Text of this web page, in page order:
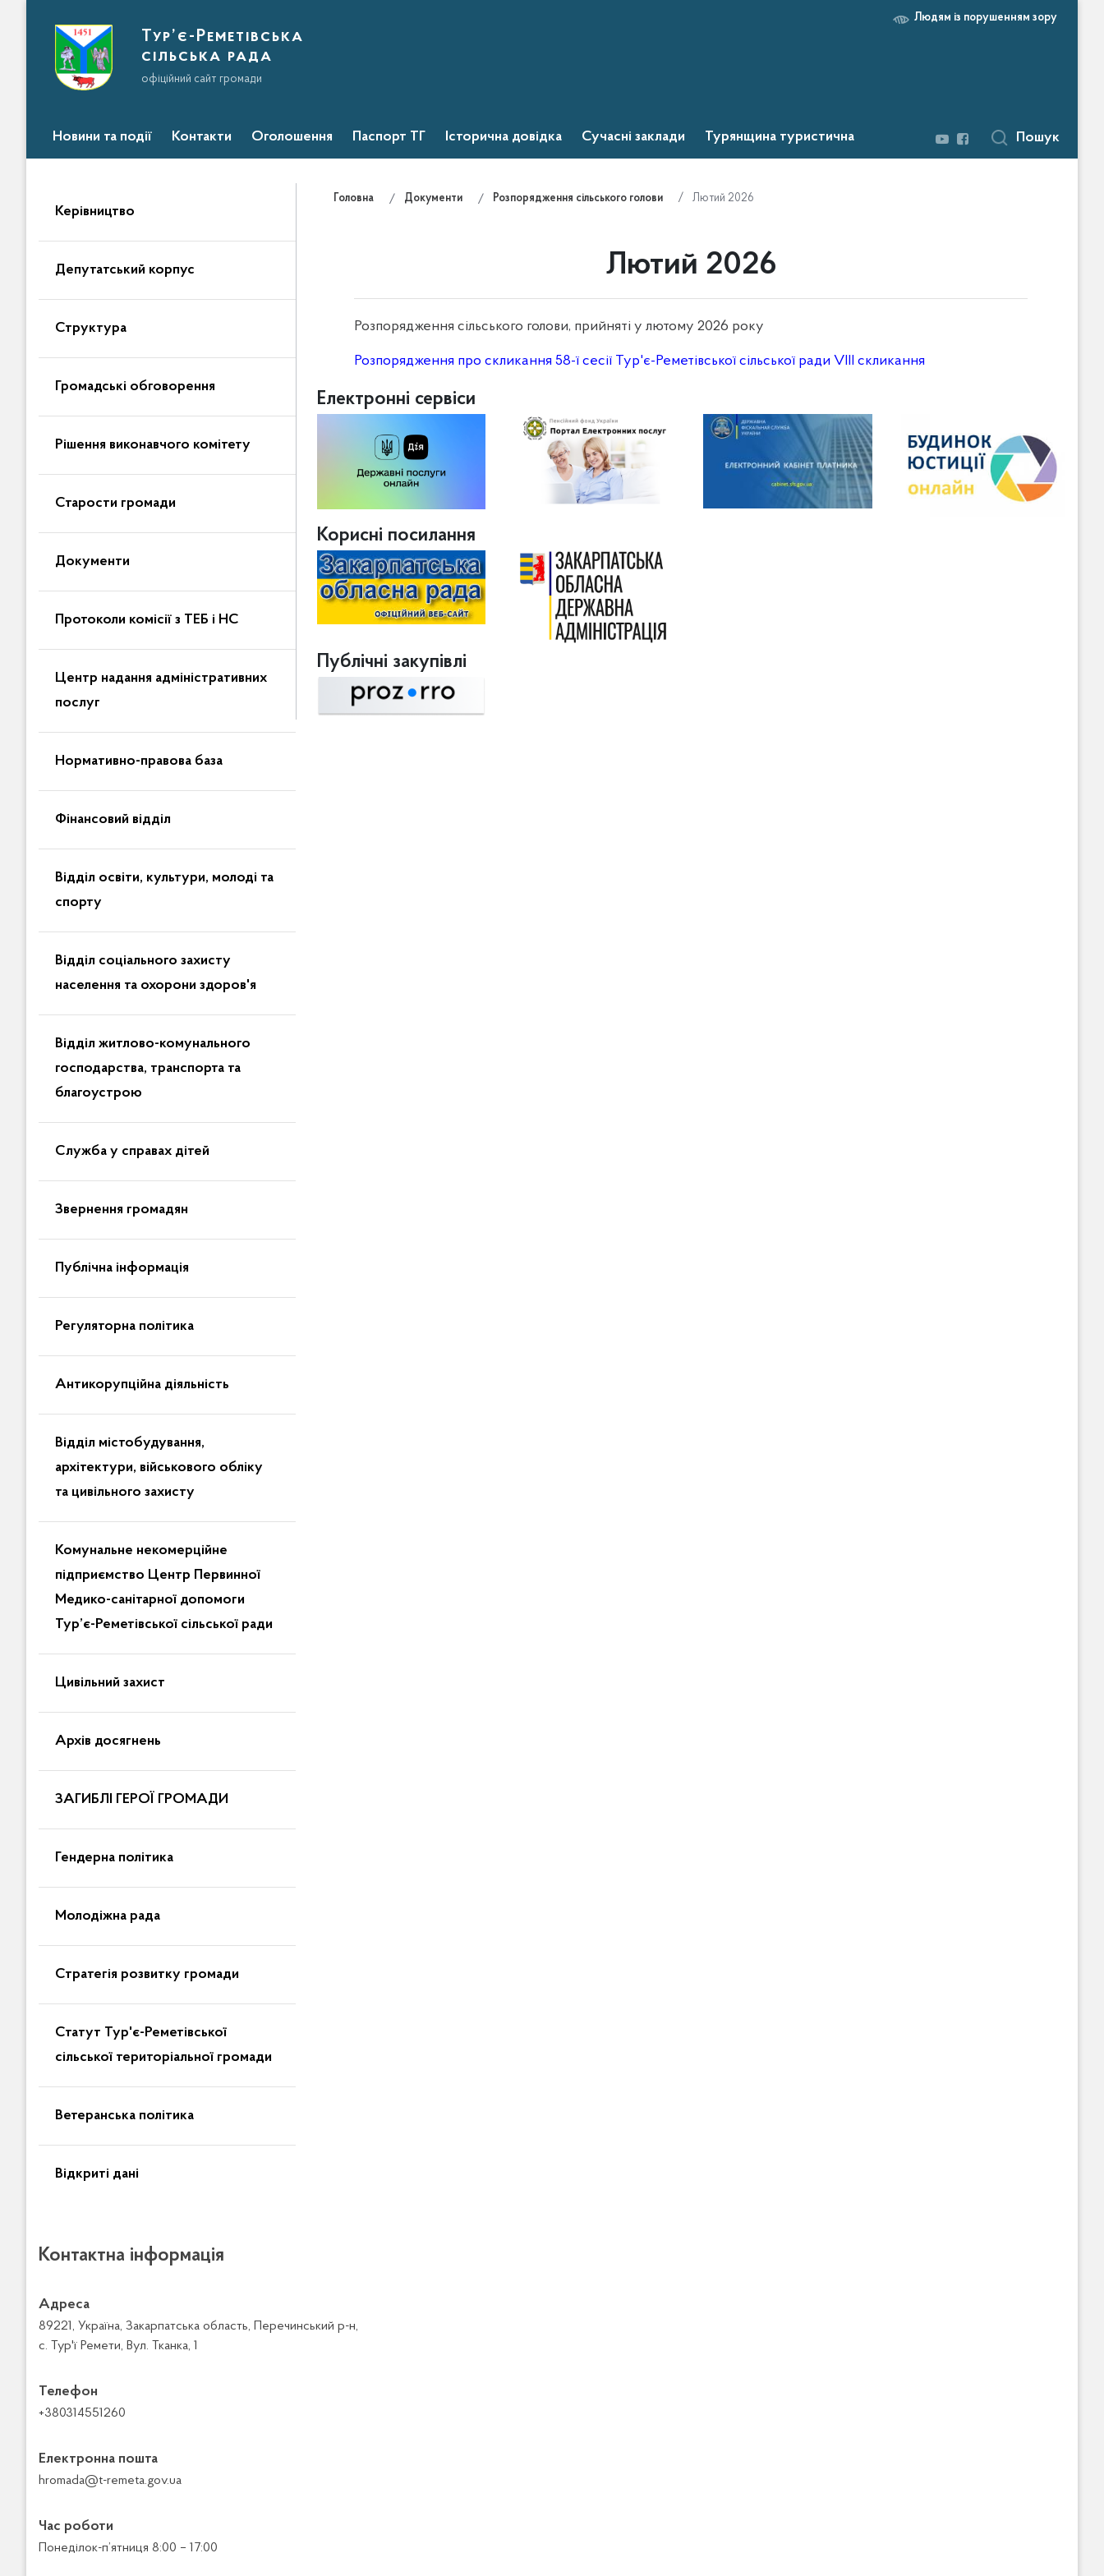
Тур’є-Реметівська
сільська рада
офіційний сайт громади
Людям із порушенням зору
Новини та події Контакти Оголошення Паспорт ТГ Історична довідка Сучасні заклади Турянщина туристична Пошук
Керівництво
Депутатський корпус
Структура
Громадські обговорення
Рішення виконавчого комітету
Старости громади
Документи
Протоколи комісії з ТЕБ і НС
Центр надання адміністративних
послуг
Нормативно-правова база
Фінансовий відділ
Відділ освіти, культури, молоді та
спорту
Відділ соціального захисту
населення та охорони здоров'я
Відділ житлово-комунального
господарства, транспорта та
благоустрою
Служба у справах дітей
Звернення громадян
Публічна інформація
Регуляторна політика
Антикорупційна діяльність
Відділ містобудування,
архітектури, військового обліку
та цивільного захисту
Комунальне некомерційне
підприємство Центр Первинної
Медико-санітарної допомоги
Тур’є-Реметівської сільської ради
Цивільний захист
Архів досягнень
ЗАГИБЛІ ГЕРОЇ ГРОМАДИ
Гендерна політика
Молодіжна рада
Стратегія розвитку громади
Статут Тур'є-Реметівської
сільської територіальної громади
Ветеранська політика
Відкриті дані
Головна Документи Розпорядження сільського голови Лютий 2026
Лютий 2026
Розпорядження сільського голови, прийняті у лютому 2026 року
Розпорядження про скликання 58-ї сесії Тур'є-Реметівської сільської ради VIII скликання
Електронні сервіси
Корисні посилання
Публічні закупівлі
Контактна інформація
Адреса
89221, Україна, Закарпатська область, Перечинський р-н,
с. Тур'ї Ремети, Вул. Тканка, 1
Телефон
+380314551260
Електронна пошта
hromada@t-remeta.gov.ua
Час роботи
Понеділок-п’ятниця 8:00 – 17:00